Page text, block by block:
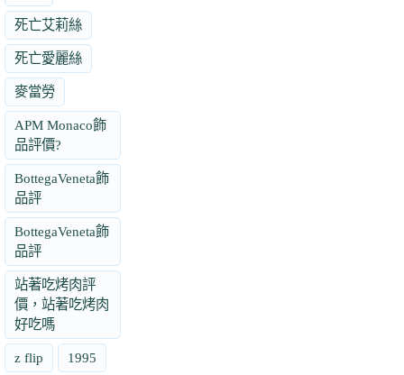
死亡艾莉絲
死亡愛麗絲
麥當勞
APM Monaco飾
品評價?
BottegaVeneta飾
品評
BottegaVeneta飾
品評
站著吃烤肉評
價，站著吃烤肉
好吃嗎
z flip 1995